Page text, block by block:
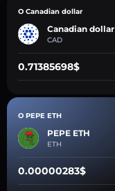
O Canadian dollar
Canadian dollar
CAD
0.71385698$
O PEPE ETH
PEPE ETH
ETH
0.00000283$